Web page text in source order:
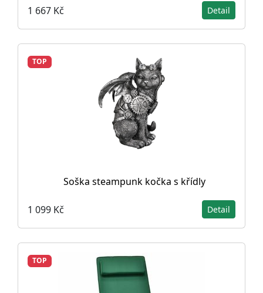
1 667 Kč Detail
TOP
Soška steampunk kočka s křídly
1 099 Kč Detail
TOP